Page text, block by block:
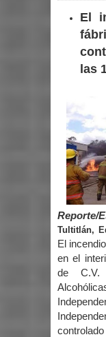
El
las
Reporte/
Tultitlán,
El
en el
de C.V.